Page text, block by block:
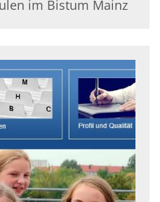
im Bistum Mainz